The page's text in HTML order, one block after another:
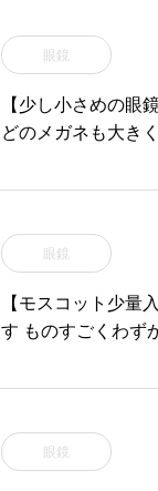
眼鏡
【少し小さめの眼
どのメガネも大き
眼鏡
【モスコット少量
す ものすごくわず
眼鏡